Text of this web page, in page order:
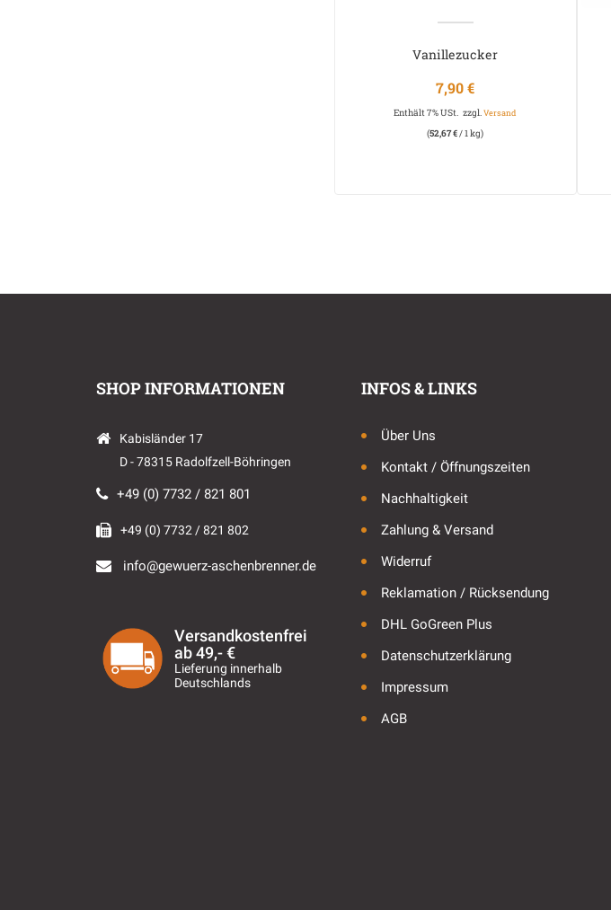
Vanillezucker
7,90€
Enthält 7% USt.
(52,67€/ 1 kg)
zzgl.Versand
SHOP INFORMATIONEN
Kabisländer 17
D - 78315 Radolfzell-Böhringen
+49 (0) 7732 / 821 801
+49 (0) 7732 / 821 802
info@gewuerz-aschenbrenner.de
Versandkostenfrei
ab 49,- €
Lieferung innerhalb
Deutschlands
INFOS & LINKS
Über Uns
Kontakt / Öffnungszeiten
Nachhaltigkeit
Zahlung & Versand
Widerruf
Reklamation / Rücksendung
DHL GoGreen Plus
Datenschutzerklärung
Impressum
AGB